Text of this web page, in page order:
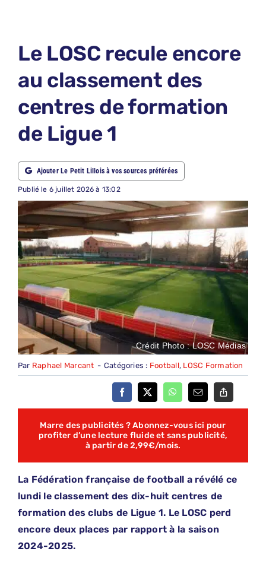
ABONNEMENTS
NOUS CONTACTER
NOUS SUIVRE
Rechercher:
Le LOSC recule encore
au classement des
centres de formation
de Ligue 1
Ajouter Le Petit Lillois à vos sources préférées
Publié le 6 juillet 2026 à 13:02
Crédit Photo : LOSC Médias
Par Raphael Marcant - Catégories : Football, LOSC Formation
Marre des publicités ? Abonnez-vous ici pour
profiter d’une lecture fluide et sans publicité,
à partir de 2,99€/mois.
La Fédération française de football a révélé ce
lundi le classement des dix-huit centres de
formation des clubs de Ligue 1. Le LOSC perd
encore deux places par rapport à la saison
2024-2025.